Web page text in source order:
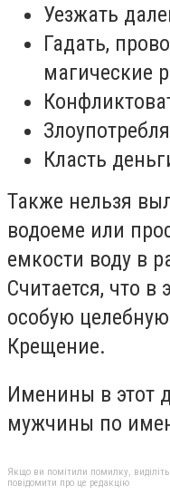
Уезжать
Гадать,
магические
Класть
Также нельзя
водоеме или
емкости воду в
Считается, что в
особую
Крещение.
Именины в этот
мужчины по
Якщо ви помітили помилку, виділіть
повідомити про це редакцію